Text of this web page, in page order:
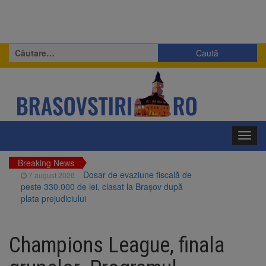
Caută
după:
Breaking News
7 august 2026
Dosar de evaziune fiscală de
peste 330.000 de lei, clasat la Brașov după
plata prejudiciului
sistarea plăților către Brai-Cata și Comprest.
Motivul: platforme de gunoi neigienizate
Champions League, finala